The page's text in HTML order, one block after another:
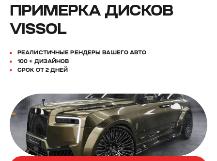
ПРИМЕРКА ДИСКОВ
VISSOL
РЕАЛИСТИЧНЫЕ РЕНДЕРЫ ВАШЕГО АВТО
100 + ДИЗАЙНОВ
СРОК ОТ 2 ДНЕЙ